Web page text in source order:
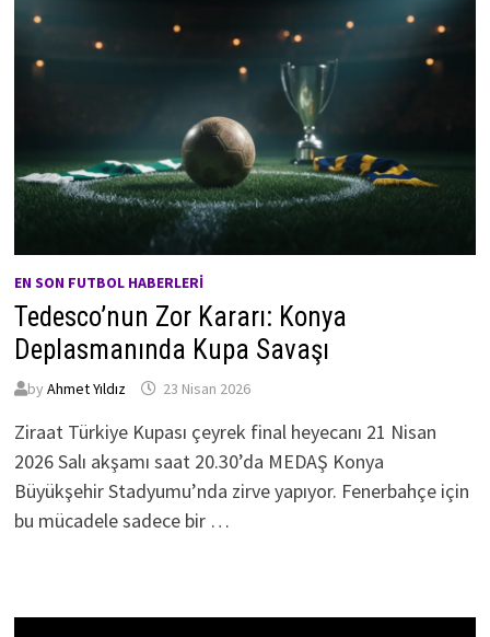
EN SON FUTBOL HABERLERI
Tedesco’nun Zor Kararı: Konya
Deplasmanında Kupa Savaşı
by Ahmet Yıldız 23 Nisan 2026
Ziraat Türkiye Kupası çeyrek final heyecanı 21 Nisan
2026 Salı akşamı saat 20.30’da MEDAŞ Konya
Büyükşehir Stadyumu’nda zirve yapıyor. Fenerbahçe için
bu mücadele sadece bir …